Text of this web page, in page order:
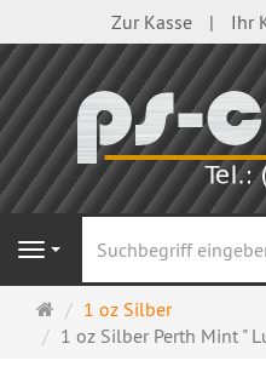
Zur Kasse Ihr
Navigation
Startseite
1 oz Silber
1 oz Silber Perth Mint "